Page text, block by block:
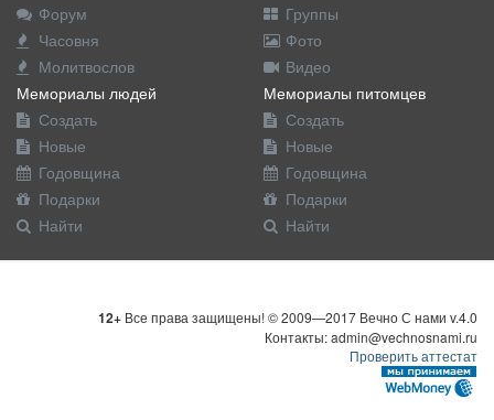
Форум
Часовня
Молитвослов
Группы
Фото
Видео
Мемориалы людей
Создать
Новые
Годовщина
Подарки
Найти
Мемориалы питомцев
Создать
Новые
Годовщина
Подарки
Найти
12+ Все права защищены! © 2009—2017 Вечно С нами v.4.0
Контакты: admin@vechnosnami.ru
Проверить аттестат